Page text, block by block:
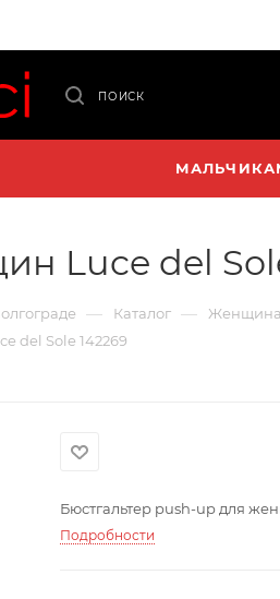
ПОИСК
Luce del
— Каталог —
del Sole 142269
Бюстгальтер push-up для
Подробности